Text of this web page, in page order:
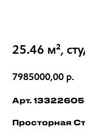
25.46 м²,
7985000,00 р.
Арт.
Просторная